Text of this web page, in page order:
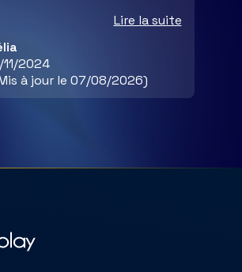
Lire la suite
11/2024
à jour le 07/08/2026)